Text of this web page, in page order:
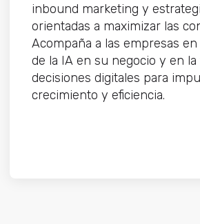
inbound marketing y
orientadas a maximizar las
Acompaña a las empresas
de la IA en su negocio y en la
decisiones digitales para
crecimiento y eficiencia.